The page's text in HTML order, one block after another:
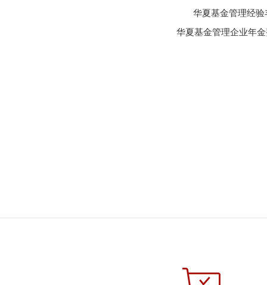
华夏基金管理经验
华夏基金管理企业年